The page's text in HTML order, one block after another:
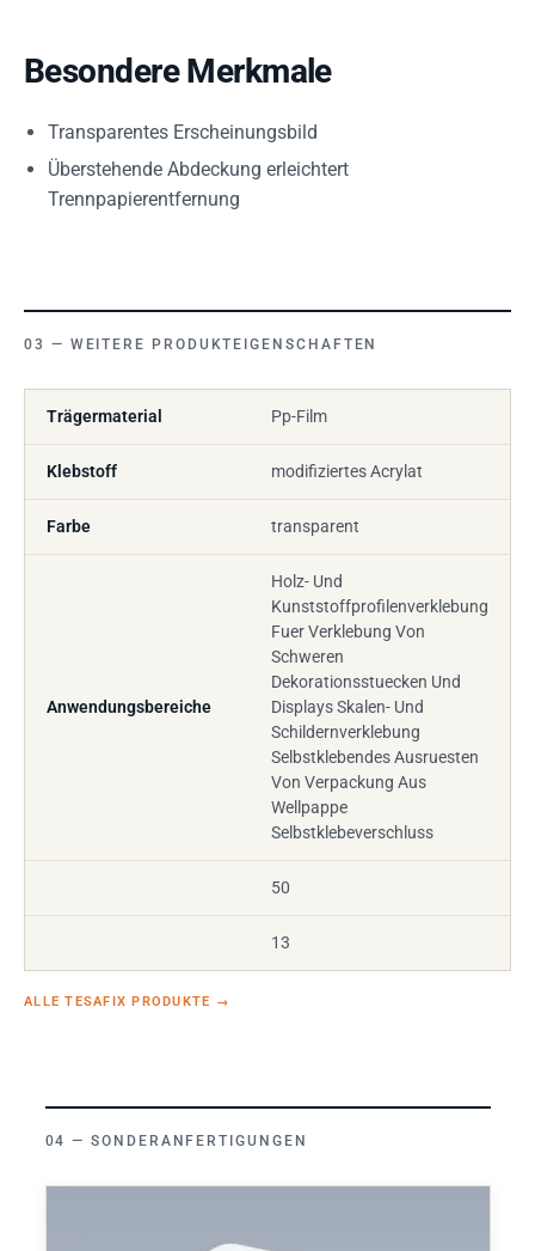
Besondere Merkmale
Transparentes Erscheinungsbild
Überstehende Abdeckung erleichtert
Trennpapierentfernung
WEITERE PRODUKTEIGENSCHAFTEN
Trägermaterial Pp-Film
Klebstoff modifiziertes Acrylat
Farbe transparent
Anwendungsbereiche
Holz- Und
Kunststoffprofilenverklebung
Fuer Verklebung Von
Schweren
Dekorationsstuecken Und
Displays Skalen- Und
Schildernverklebung
Selbstklebendes Ausruesten
Von Verpackung Aus
Wellpappe
Selbstklebeverschluss
50
13
ALLE TESAFIX PRODUKTE →
SONDERANFERTIGUNGEN